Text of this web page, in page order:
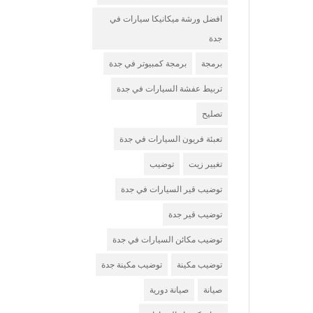
افضل ورشة ميكانيكا سيارات في
جدة
برمجة برمجة كمبيوتر في جدة
تربيط عفشة السيارات في جدة
تصليح
تعبئة فريون السيارات في جدة
تغيير زيت توضيب
توضيب قير السيارات في جدة
توضيب قير جدة
توضيب مكائن السيارات في جدة
توضيب مكينة توضيب مكينة جدة
صيانة صيانة دورية